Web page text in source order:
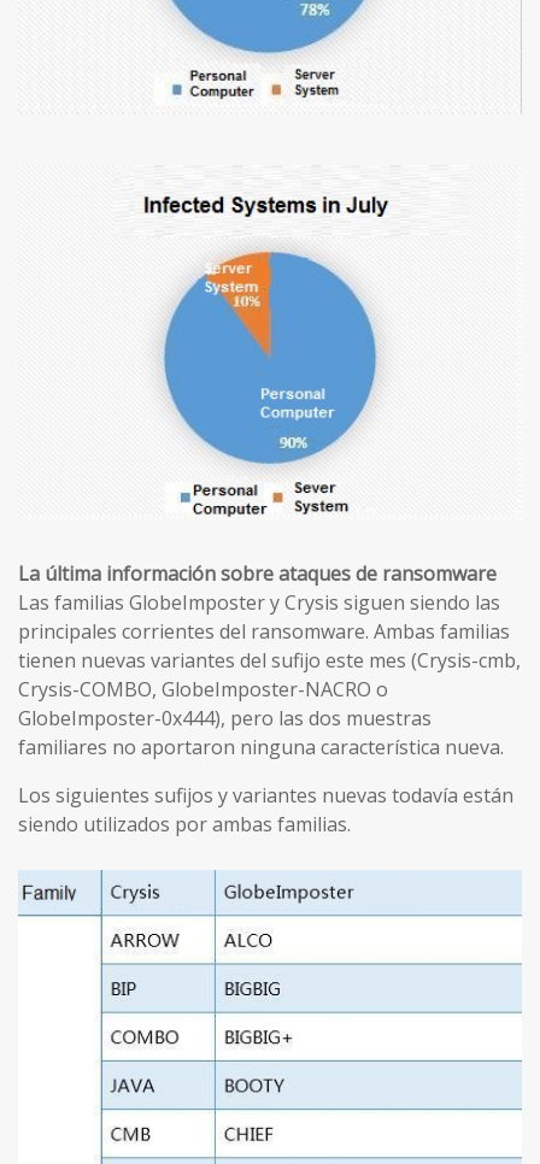
La última información sobre ataques de ransomware
Las familias GlobeImposter y Crysis siguen siendo las
principales corrientes del ransomware. Ambas familias
tienen nuevas variantes del sufijo este mes (Crysis-cmb,
Crysis-COMBO, GlobeImposter-NACRO o
GlobeImposter-0x444), pero las dos muestras
familiares no aportaron ninguna característica nueva.
Los siguientes sufijos y variantes nuevas todavía están
siendo utilizados por ambas familias.